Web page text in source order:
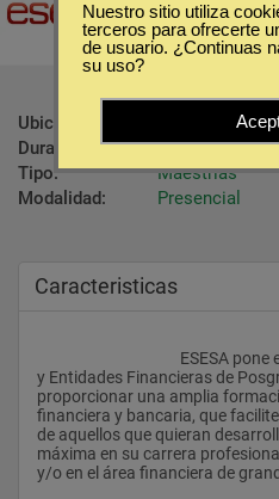
Ubicación:
Málaga -
Duración:
420 Horas
Tipo:
Maestrías
Modalidad:
Presencial
Caracteristicas
y Entidades Financieras de
proporcionar una amplia
financiera y bancaria, que
de aquellos que quieran
máxima en su carrera
y/o en el área financiera de
Nuestro sitio utiliza
terceros para ofrecerte
de usuario. ¿Continuas
su uso?